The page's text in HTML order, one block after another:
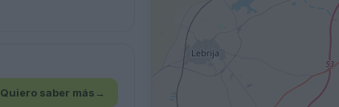
Quiero saber más →